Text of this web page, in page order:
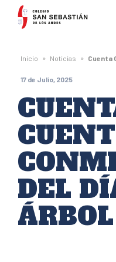
Colegio
San
Sebastián
de
Los
Andes
Inicio » Noticias » Cuenta
17 de Julio, 2025
DEL
ÁRBOL